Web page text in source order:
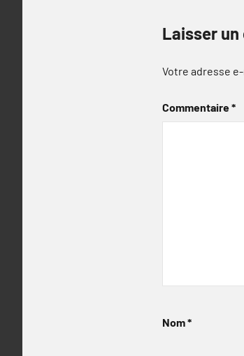
Laisser
Votre adresse
Commentaire*
Nom*